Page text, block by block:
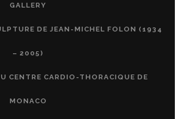
GALLERY
DE JEAN-MICHEL FOLON (1934
– 2005)
CENTRE CARDIO-THORACIQUE DE
MONACO